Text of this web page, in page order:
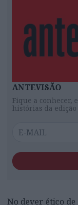
ANTEVISÃO
Fique a conhecer,
histórias da
No dever ético